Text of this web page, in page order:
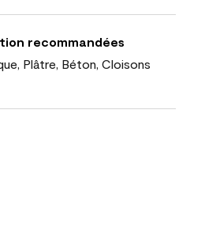
recommandées
Plâtre, Béton, Cloisons